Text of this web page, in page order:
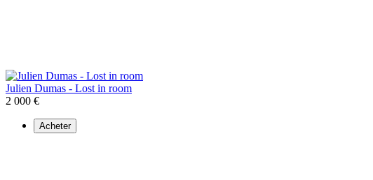
Julien Dumas - Lost in room
2 000 €
Acheter